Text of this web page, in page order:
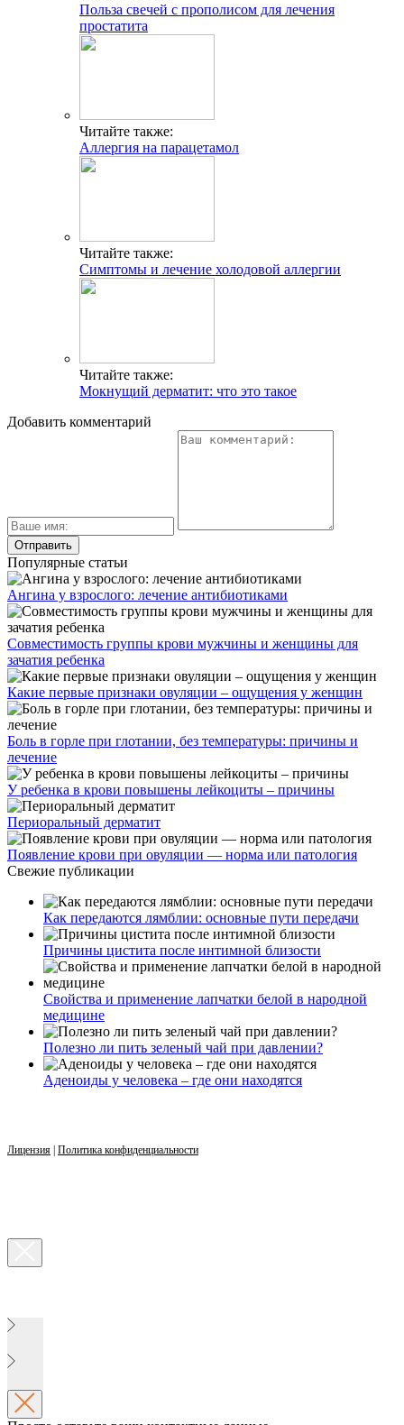
Польза свечей с прополисом для лечения
простатита
Читайте также:
Аллергия на парацетамол
Читайте также:
Симптомы и лечение холодовой аллергии
Читайте также:
Мокнущий дерматит: что это такое
Добавить комментарий
Популярные статьи
Ангина у взрослого: лечение антибиотиками
Совместимость группы крови мужчины и женщины для
зачатия ребенка
Какие первые признаки овуляции – ощущения у женщин
Боль в горле при глотании, без температуры: причины и
лечение
У ребенка в крови повышены лейкоциты – причины
Периоральный дерматит
Появление крови при овуляции — норма или патология
Свежие публикации
Как передаются лямблии: основные пути передачи
Причины цистита после интимной близости
Свойства и применение лапчатки белой в народной
медицине
Полезно ли пить зеленый чай при давлении?
Аденоиды у человека – где они находятся
Лицензия | Политика конфиденциальности